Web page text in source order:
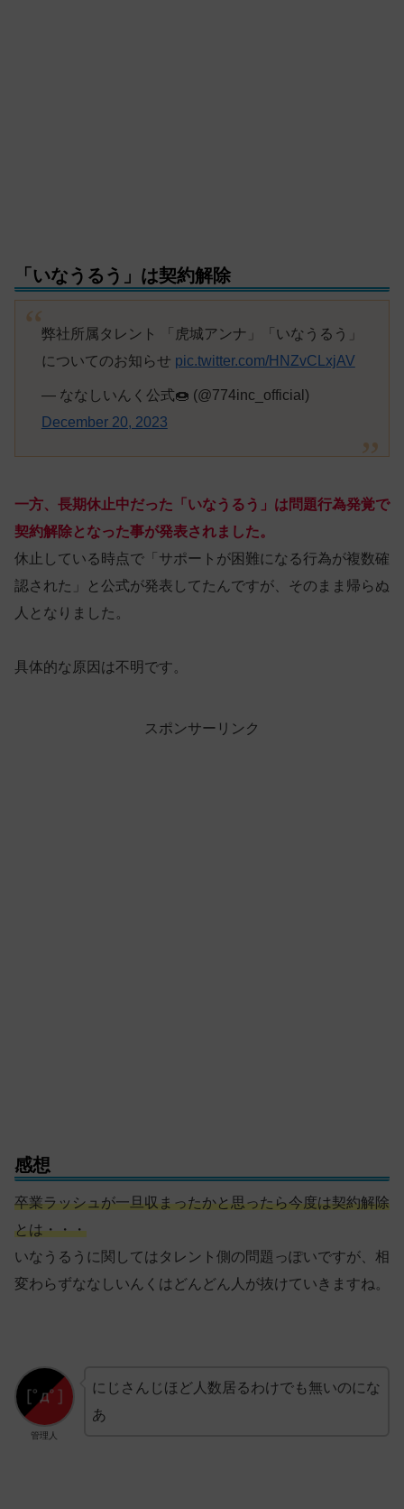
「いなうるう」は契約解除
弊社所属タレント 「虎城アンナ」「いなうるう」
についてのお知らせ pic.twitter.com/HNZvCLxjAV
— ななしいんく公式🍩 (@774inc_official)
December 20, 2023
一方、長期休止中だった「いなうるう」は問題行為発覚で
契約解除となった事が発表されました。
休止している時点で「サポートが困難になる行為が複数確
認された」と公式が発表してたんですが、そのまま帰らぬ
人となりました。
具体的な原因は不明です。
スポンサーリンク
感想
卒業ラッシュが一旦収まったかと思ったら今度は契約解除
とは・・・
いなうるうに関してはタレント側の問題っぽいですが、相
変わらずななしいんくはどんどん人が抜けていきますね。
管理人
にじさんじほど人数居るわけでも無いのにな
あ